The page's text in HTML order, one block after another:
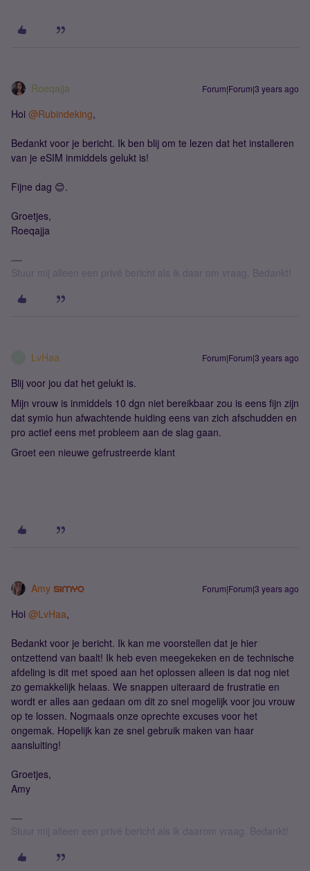
Roeqajja Forum|Forum|3 years ago
Hoi @Rubindeking,
Bedankt voor je bericht. Ik ben blij om te lezen dat het installeren
van je eSIM inmiddels gelukt is!
Fijne dag 😊.
Groetjes,
Roeqajja
Stuur mij alleen een privé bericht als ik daar om vraag. Bedankt!
LvHaa Forum|Forum|3 years ago
Blij voor jou dat het gelukt is.
Mijn vrouw is inmiddels 10 dgn niet bereikbaar zou is eens fijn zijn
dat symio hun afwachtende huiding eens van zich afschudden en
pro actief eens met probleem aan de slag gaan.
Groet een nieuwe gefrustreerde klant
Amy Forum|Forum|3 years ago
Hoi @LvHaa,
Bedankt voor je bericht. Ik kan me voorstellen dat je hier
ontzettend van baalt! Ik heb even meegekeken en de technische
afdeling is dit met spoed aan het oplossen alleen is dat nog niet
zo gemakkelijk helaas. We snappen uiteraard de frustratie en
wordt er alles aan gedaan om dit zo snel mogelijk voor jou vrouw
op te lossen. Nogmaals onze oprechte excuses voor het
ongemak. Hopelijk kan ze snel gebruik maken van haar
aansluiting!
Groetjes,
Amy
Stuur mij alleen een privé bericht als ik daarom vraag. Bedankt!